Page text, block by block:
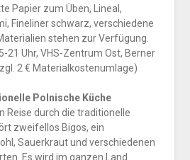
Papier zum Üben, Lineal,
Fineliner schwarz, verschiedene
stehen zur Verfügung.
21 Uhr, VHS-Zentrum Ost, Berner
2 € Materialkostenumlage)
Polnische Küche
Reise durch die traditionelle
zweifellos Bigos, ein
Sauerkraut und verschiedenen
Es wird im ganzen Land